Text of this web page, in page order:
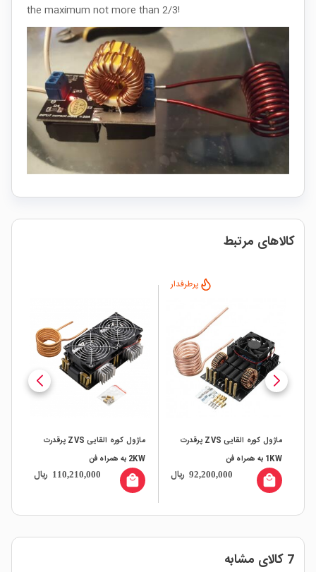
the maximum not more than 2/3!
کالاهای مرتبط
پرطرفدار
ماژول کوره القایی ZVS پرقدرت
1KW به همراه فن
92,200,000 ریال local_mall
ماژول کوره القایی ZVS پرقدرت
2KW به همراه فن
110,210,000 ریال local_mall
7 کالای مشابه